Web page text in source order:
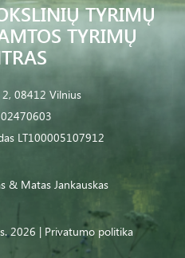
TYRIMŲ
TYRIMŲ
08412 Vilnius
LT100005107912
2026 | Privatumo politika
& Matas Jankauskas